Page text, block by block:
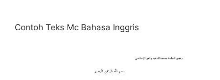
Contoh Teks Mc Bahasa Inggris